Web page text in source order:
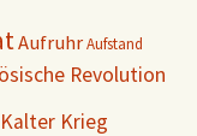
AufruhrAufstand
Revolution
Kalter Krieg